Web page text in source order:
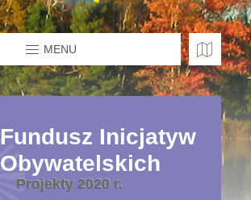
MENU
Fundusz Inicjatyw
Obywatelskich
Projekty 2020 r.